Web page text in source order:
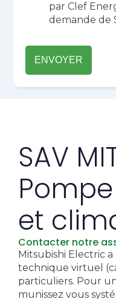
par Clef
demande de
SAV
et
Contacter notre
Mitsubishi Electric
technique virtuel
particuliers. Pour
munissez vous